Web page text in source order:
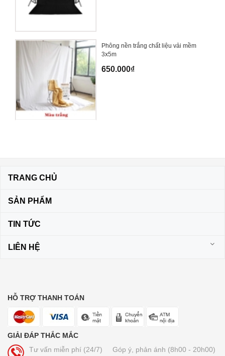
Phông nền trắng chất liệu vải mềm
3x5m
650.000₫
TRANG CHỦ
SẢN PHẨM
TIN TỨC
LIÊN HỆ
HỖ TRỢ THANH TOÁN
GIẢI ĐÁP THẮC MẮC
Tư vấn miễn phí (24/7)
Góp ý, phản ánh (8h00 - 20h00)